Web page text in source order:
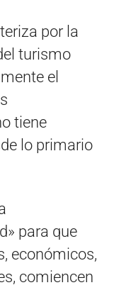
por la
turismo
el
tiene
lo primario
para que
económicos,
comiencen